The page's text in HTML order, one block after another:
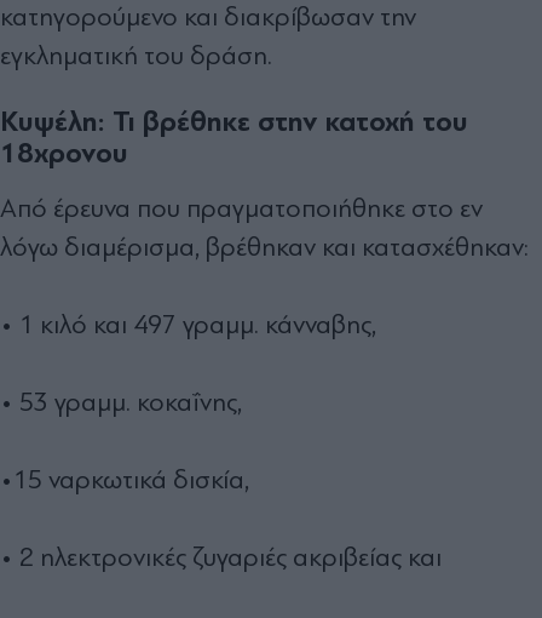
κατηγορούμενο και διακρίβωσαν την
εγκληματική του δράση.
Kυψέλη: Τι βρέθηκε στην κατοχή του
18χρονου
Από έρευνα που πραγματοποιήθηκε στο εν
λόγω διαμέρισμα, βρέθηκαν και κατασχέθηκαν:
• 1 κιλό και 497 γραμμ. κάνναβης,
• 53 γραμμ. κοκαΐνης,
•15 ναρκωτικά δισκία,
• 2 ηλεκτρονικές ζυγαριές ακριβείας και